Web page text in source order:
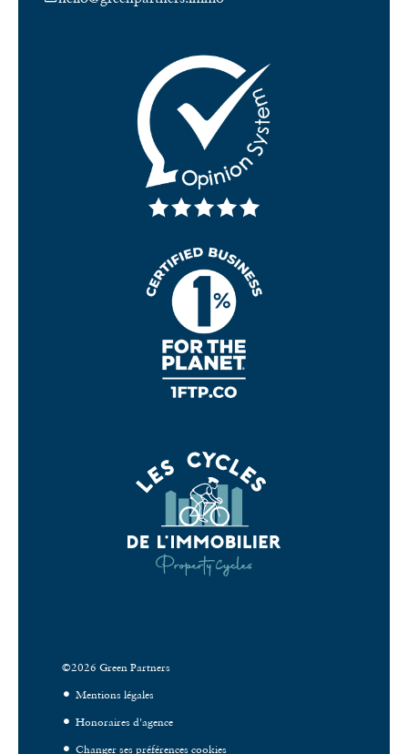
©2026 Green Partners
Mentions légales
Honoraires d'agence
Changer ses préférences cookies